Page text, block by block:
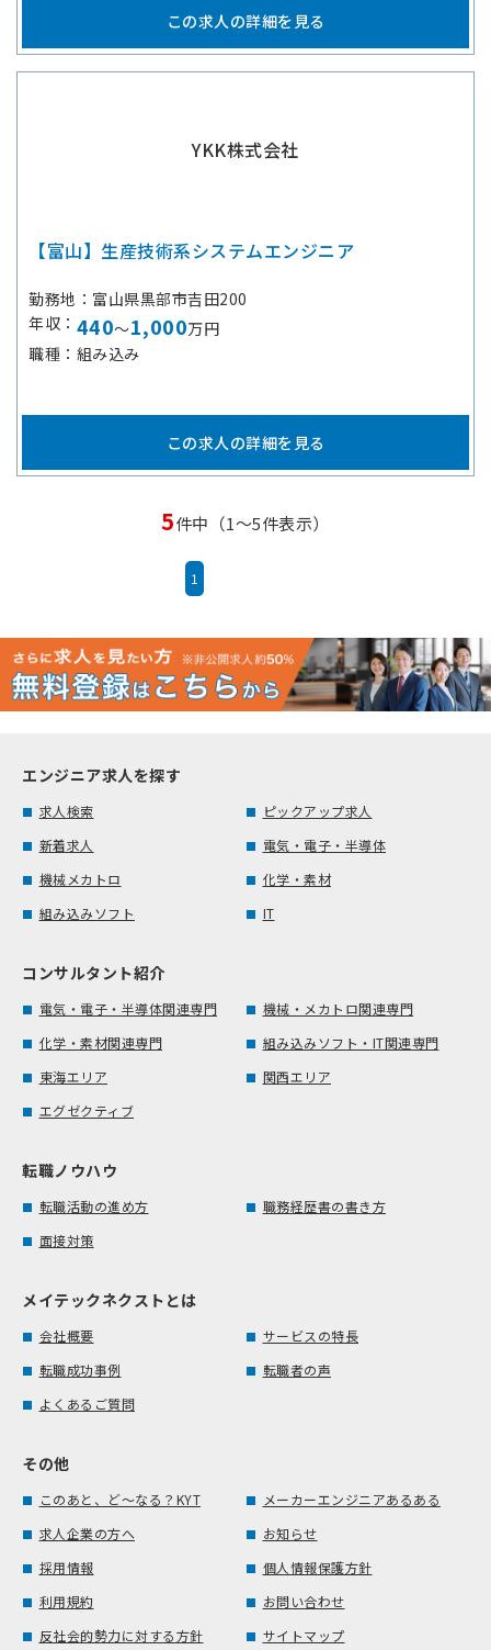
この求人の詳細を見る
YKK株式会社
【富山】生産技術系システムエンジニア
勤務地
富山県黒部市吉田200
年収
440～1,000万円
職種
組み込み
この求人の詳細を見る
5件中（1～5件表示）
1
エンジニア求人を探す
求人検索
ピックアップ求人
新着求人
電気・電子・半導体
機械メカトロ
化学・素材
組み込みソフト
IT
コンサルタント紹介
電気・電子・半導体関連専門
機械・メカトロ関連専門
化学・素材関連専門
組み込みソフト・IT関連専門
東海エリア
関西エリア
エグゼクティブ
転職ノウハウ
転職活動の進め方
職務経歴書の書き方
面接対策
メイテックネクストとは
会社概要
サービスの特長
転職成功事例
転職者の声
よくあるご質問
その他
このあと、ど～なる？KYT
メーカーエンジニアあるある
求人企業の方へ
お知らせ
採用情報
個人情報保護方針
利用規約
お問い合わせ
反社会的勢力に対する方針
サイトマップ